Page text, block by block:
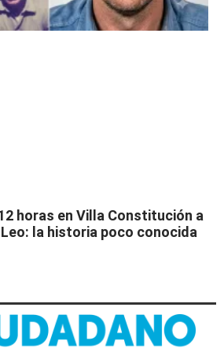
horas en Villa Constitución a
la historia poco conocida